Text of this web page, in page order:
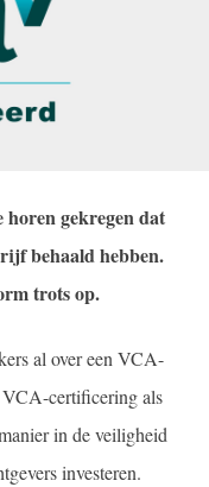
gekregen dat
behaald hebben.
trots op.
al over een VCA-
certificering als
in de veiligheid
investeren.